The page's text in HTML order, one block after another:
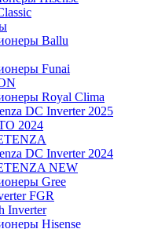
Ballu
Funai
Royal Clima
DC Inverter 2025
2024
DC Inverter 2024
NEW
Gree
FGR
Inverter
Hisense